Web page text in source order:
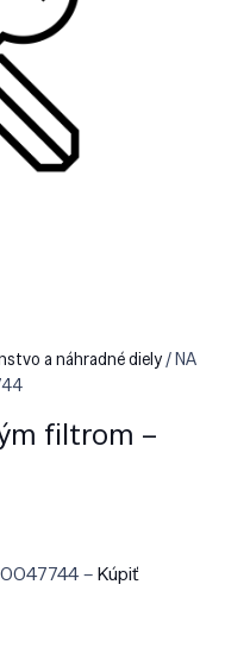
a náhradné diely/ NA
filtrom –
–Kúpiť